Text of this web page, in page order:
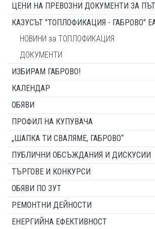
ЦЕНИ НА ПРЕВОЗНИ ДОКУМЕНТИ ЗА
КАЗУСЪТ "ТОПЛОФИКАЦИЯ - ГАБРОВО"
НОВИНИ за ТОПЛОФИКАЦИЯ
ДОКУМЕНТИ
ИЗБИРАМ ГАБРОВО!
КАЛЕНДАР
ОБЯВИ
ПРОФИЛ НА КУПУВАЧА
„ШАПКА ТИ СВАЛЯМЕ, ГАБРОВО“
ПУБЛИЧНИ ОБСЪЖДАНИЯ И ДИСКУСИИ
ТЪРГОВЕ И КОНКУРСИ
ОБЯВИ ПО ЗУТ
РЕМОНТНИ ДЕЙНОСТИ
ЕНЕРГИЙНА ЕФЕКТИВНОСТ